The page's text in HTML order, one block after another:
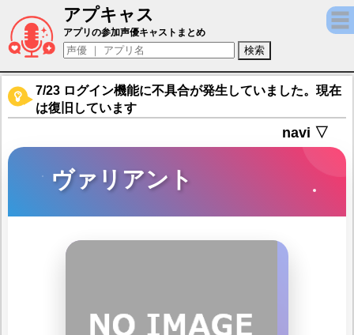
アプキャス
ヴァリアント（声優：内山昂輝)【キャラバ
アプリの参加声優キャストまとめ
7/23 ログイン機能に不具合が発生していました。現在
は復旧しています
navi ▽
ヴァリアント